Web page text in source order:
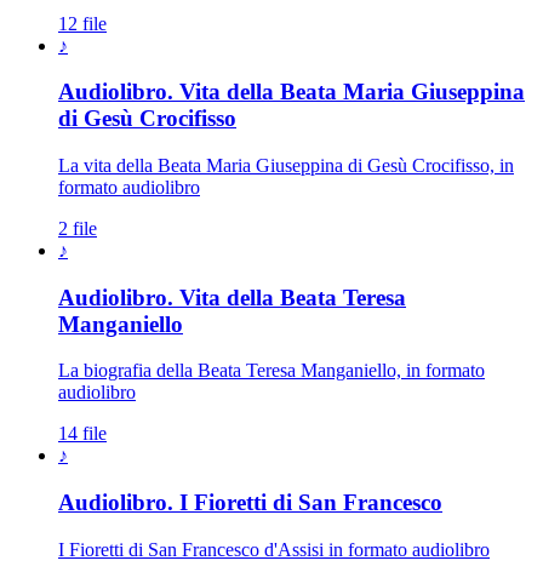
12 file
♪
Audiolibro. Vita della Beata Maria Giuseppina
di Gesù Crocifisso
La vita della Beata Maria Giuseppina di Gesù Crocifisso, in
formato audiolibro
2 file
♪
Audiolibro. Vita della Beata Teresa
Manganiello
La biografia della Beata Teresa Manganiello, in formato
audiolibro
14 file
♪
Audiolibro. I Fioretti di San Francesco
I Fioretti di San Francesco d'Assisi in formato audiolibro